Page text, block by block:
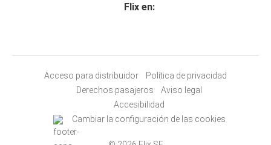
Flix en:
Acceso para distribuidor
Política de privacidad
Derechos pasajeros
Aviso legal
Accesibilidad
Cambiar la configuración de las cookies